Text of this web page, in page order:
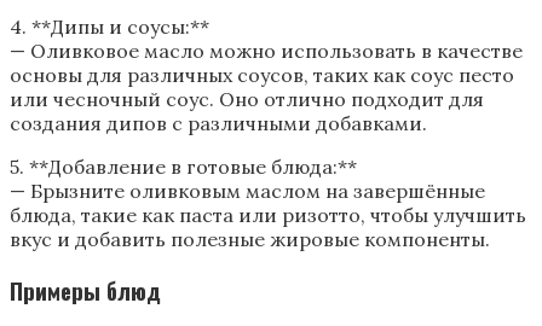
4. **Дипы и соусы:**
— Оливковое масло можно использовать в качестве
основы для различных соусов, таких как соус песто
или чесночный соус. Оно отлично подходит для
создания дипов с различными добавками.
5. **Добавление в готовые блюда:**
— Брызните оливковым маслом на завершённые
блюда, такие как паста или ризотто, чтобы улучшить
вкус и добавить полезные жировые компоненты.
Примеры блюд